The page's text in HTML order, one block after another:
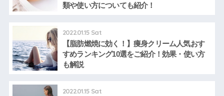
類や使い方についても紹介！
2022.01.15 Sat
【脂肪燃焼に効く！】痩身クリーム人気おす
すめランキング10選をご紹介！効果・使い方
も解説
2022.01.15 Sat